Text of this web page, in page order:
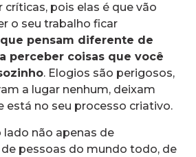
pois elas é que vão
o seu trabalho ficar
que pensam diferente de
perceber coisas que você
. Elogios são perigosos,
a lugar nenhum, deixam
está no seu processo criativo.
lado não apenas de
pessoas do mundo todo, de